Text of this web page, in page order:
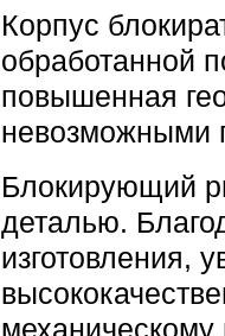
Корпус
обработанной
повышенная
невозможными
Блокирующий
деталью.
изготовления,
механическому